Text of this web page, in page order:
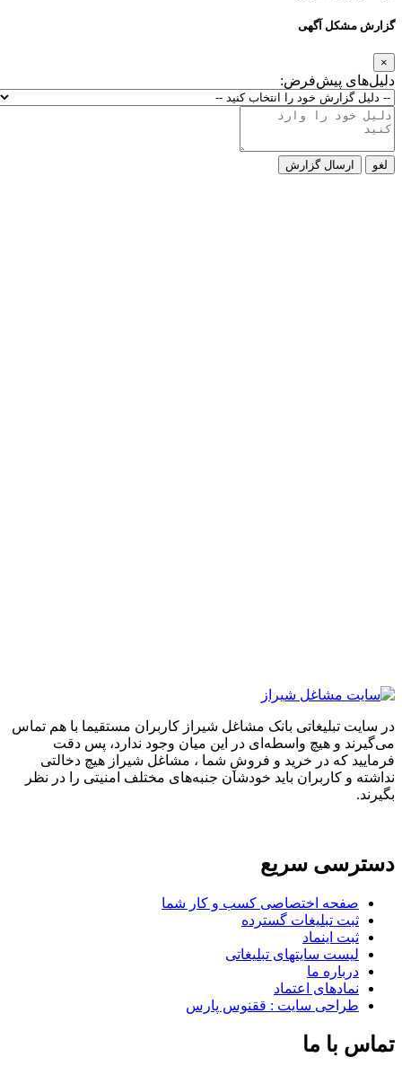
گزارش مشکل آگهی
×
دلیل‌های پیش‌فرض:
لغو ارسال گزارش
در سایت تبلیغاتی بانک مشاغل شیراز کاربران مستقیما با هم تماس
می‌گیرند و هیچ واسطه‌ای در این میان وجود ندارد، پس دقت
فرمایید که در خرید و فروشِ شما ، مشاغل شیراز هیچ دخالتی
نداشته و کاربران باید خودشان جنبه‌های مختلف امنیتی را در نظر
بگیرند.
دسترسی سریع
صفحه اختصاصی کسب و کار شما
ثبت تبلیغات گسترده
ثبت اینماد
لیست سایتهای تبلیغاتی
درباره ما
نمادهای اعتماد
طراحی سایت : ققنوس پارس
تماس با ما